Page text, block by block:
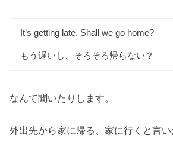
It’s getting late. Shall we go home?
もう遅いし、そろそろ帰らない？
なんて聞いたりします。
外出先から家に帰る、家に行くと言